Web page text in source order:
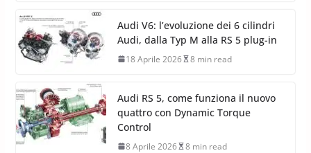
Audi V6: l’evoluzione dei 6 cilindri
Audi, dalla Typ M alla RS 5 plug-in
18 Aprile 2026 8 min read
Audi RS 5, come funziona il nuovo
quattro con Dynamic Torque
Control
8 Aprile 2026 8 min read